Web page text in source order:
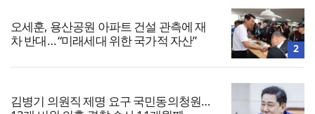
오세훈, 용산공원 아파트 건설 관측에 재
차 반대… “미래세대 위한 국가적 자산”
2
김병기 의원직 제명 요구 국민동의청원…